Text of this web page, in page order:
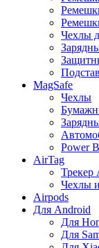
Чехлы
MagSafe
Чехлы
Power
AirTag
Трекер
Чехлы
Airpods
Для Android
Для
Для